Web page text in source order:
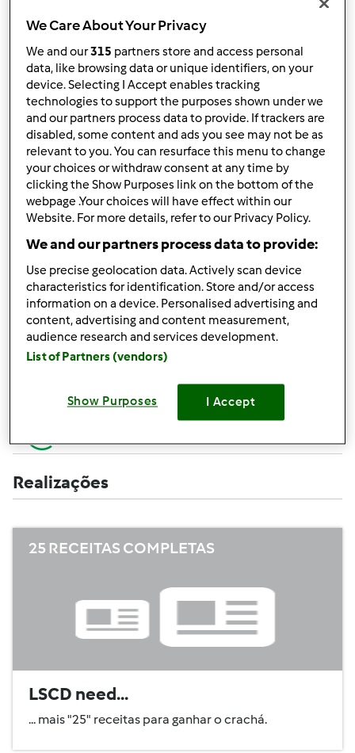
pontos. Ao atingir um certo numero de pontos, atingirá
automaticamente o próximo nivel de pontos.
Como pode colecionar pontos de
actividade
Ao realizar uma das ações descritas abaixo, pode
colecionar pontos. Estes pontos serão adicionados à sua
carreira pessoal do mundo de receitas. Por favor
verifique a níveis de aventais acima e veja quantos
pontos precisa para atingir o próximo nível.
pontos
Vencedor do passatempo
+10
pontos
Criar uma receita (completa=10 pontos,
apenas campos obrigatórios =5 pontos)
+1
ponto
Avaliar uma receita
Adicionar um amigo
ponto
Realizações
25 RECEITAS COMPLETAS
LSCD need...
... mais "25" receitas para ganhar o crachá.
We Care About Your Privacy
We and our315 partners store and access personal
data, like browsing data or unique identifiers, on your
device. Selecting I Accept enables tracking
technologies to support the purposes shown under we
and our partners process data to provide. If trackers are
disabled, some content and ads you see may not be as
relevant to you. You can resurface this menu to change
your choices or withdraw consent at any time by
clicking the Show Purposes link on the bottom of the
webpage .Your choices will have effect within our
Website. For more details, refer to our Privacy Policy.
We and our partners process data to provide:
Use precise geolocation data. Actively scan device
characteristics for identification. Store and/or access
information on a device. Personalised advertising and
content, advertising and content measurement,
audience research and services development.
List of Partners (vendors)
Show Purposes I Accept